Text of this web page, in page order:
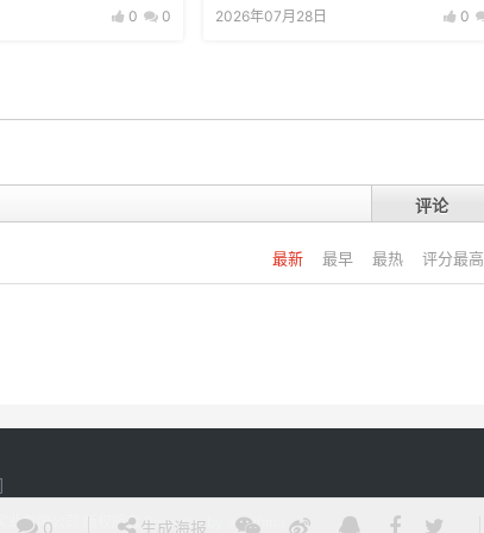
0 生成海报
0 0 2026年07月28日 0
评论
最新 最早 最热 评分最高
业有限公司 版权所有Powered by argchina